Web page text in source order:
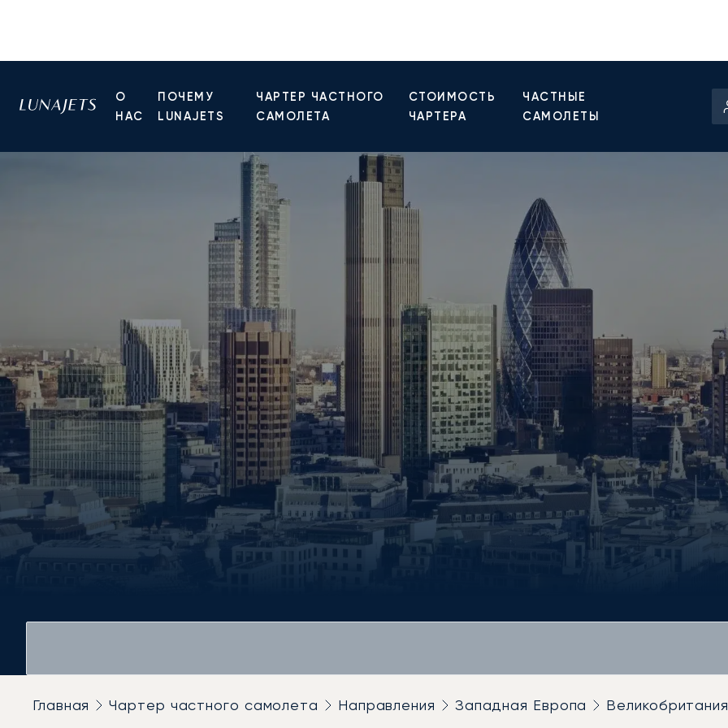
О
НАС
ПОЧЕМУ
LUNAJETS
ЧАРТЕР ЧАСТНОГО
САМОЛЕТА
СТОИМОСТЬ
ЧАРТЕРА
ЧАСТНЫЕ
САМОЛЕТЫ
Главная Чартер частного самолета Направления Западная Европа Великобритания